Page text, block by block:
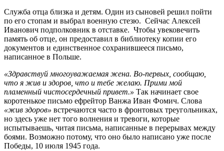
Служба отца близка и детям. Один из сыновей решил пойти
по его стопам и выбрал военную стезю. Сейчас Алексей
Иванович подполковник в отставке. Чтобы увековечить
память об отце, он предоставил в библиотеку копии его
документов и единственное сохранившееся письмо,
написанное в Польше.
«Здравствуй многоуважаемая жена. Во-первых, сообщаю,
что я жив и здоров, что и тебе желаю. Прими мой
пламенный чистосердечный привет.» Так начинает свое
коротенькое письмо ефрейтор Ванжа Иван Фомич. Слова
«жив здоров» встречаются часто в фронтовых треугольниках,
но здесь уже нет того волнения и тревоги, которые
испытываешь, читая письма, написанные в перерывах между
боями. Возможно потому, что оно было написано уже после
Победы, 10 июля 1945 года.